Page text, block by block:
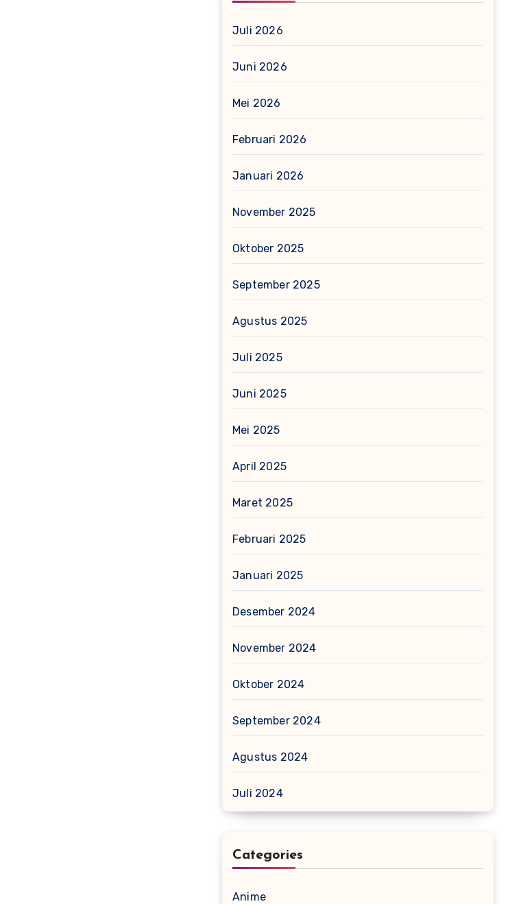
Juli 2026
Juni 2026
Mei 2026
Februari 2026
Januari 2026
November 2025
Oktober 2025
September 2025
Agustus 2025
Juli 2025
Juni 2025
Mei 2025
April 2025
Maret 2025
Februari 2025
Januari 2025
Desember 2024
November 2024
Oktober 2024
September 2024
Agustus 2024
Juli 2024
Categories
Anime